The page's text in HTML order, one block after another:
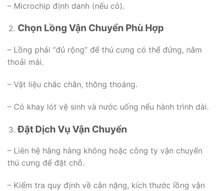
– Microchip định danh (nếu có).
Chọn Lồng Vận Chuyển Phù Hợp
– Lồng phải “đủ rộng” để thú cưng có thể đứng, nằm
thoải mái.
– Vật liệu chắc chắn, thông thoáng.
– Có khay lót vệ sinh và nước uống nếu hành trình dài.
Đặt Dịch Vụ Vận Chuyển
– Liên hệ hãng hàng không hoặc công ty vận chuyển
thú cưng để đặt chỗ.
– Kiểm tra quy định về cân nặng, kích thước lồng vận